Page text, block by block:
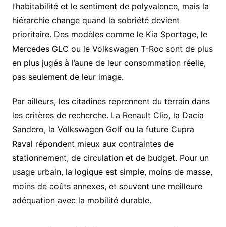
l’habitabilité et le sentiment de polyvalence, mais la
hiérarchie change quand la sobriété devient
prioritaire. Des modèles comme le Kia Sportage, le
Mercedes GLC ou le Volkswagen T-Roc sont de plus
en plus jugés à l’aune de leur consommation réelle,
pas seulement de leur image.
Par ailleurs, les citadines reprennent du terrain dans
les critères de recherche. La Renault Clio, la Dacia
Sandero, la Volkswagen Golf ou la future Cupra
Raval répondent mieux aux contraintes de
stationnement, de circulation et de budget. Pour un
usage urbain, la logique est simple, moins de masse,
moins de coûts annexes, et souvent une meilleure
adéquation avec la mobilité durable.